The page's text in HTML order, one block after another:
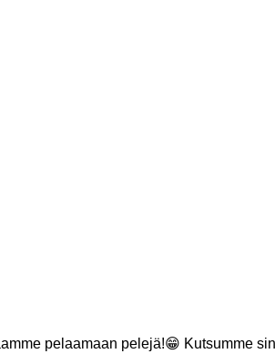
pelaamaan pelejä!😁 Kutsumme